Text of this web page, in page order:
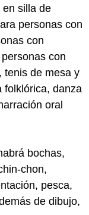
en silla de
personas con
con
con
tenis de mesa y
folklórica, danza
oral
bochas,
chon,
pesca,
de dibujo,